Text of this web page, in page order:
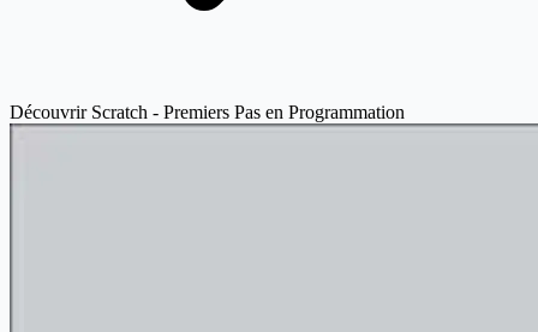
Découvrir Scratch - Premiers Pas en Programmation